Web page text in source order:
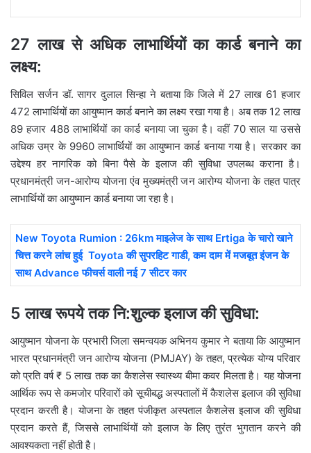
27 लाख से अधिक लाभार्थियों का कार्ड बनाने का
लक्ष्य:
सिविल सर्जन डॉ. सागर दुलाल सिन्हा ने बताया कि जिले में 27 लाख 61 हजार
472 लाभार्थियों का आयुष्मान कार्ड बनाने का लक्ष्य रखा गया है। अब तक 12 लाख
89 हजार 488 लाभार्थियों का कार्ड बनाया जा चुका है। वहीं 70 साल या उससे
अधिक उम्र के 9960 लाभार्थियों का आयुष्मान कार्ड बनाया गया है। सरकार का
उद्देश्य हर नागरिक को बिना पैसे के इलाज की सुविधा उपलब्ध कराना है।
प्रधानमंत्री जन-आरोग्य योजना एंव मुख्यमंत्री जन आरोग्य योजना के तहत पात्र
लाभार्थियों का आयुष्मान कार्ड बनाया जा रहा है।
New Toyota Rumion : 26km माइलेज के साथ Ertiga के चारो खाने
चित्त करने लांच हुई Toyota की सुपरहिट गाडी, कम दाम में मजबूत इंजन के
साथ Advance फीचर्स वाली नई 7 सीटर कार
5 लाख रूपये तक नि:शुल्क इलाज की सुविधा:
आयुष्मान योजना के प्रभारी जिला समन्वयक अभिनय कुमार ने बताया कि आयुष्मान
भारत प्रधानमंत्री जन आरोग्य योजना (PMJAY) के तहत, प्रत्येक योग्य परिवार
को प्रति वर्ष ₹ 5 लाख तक का कैशलेस स्वास्थ्य बीमा कवर मिलता है। यह योजना
आर्थिक रूप से कमजोर परिवारों को सूचीबद्ध अस्पतालों में कैशलेस इलाज की सुविधा
प्रदान करती है। योजना के तहत पंजीकृत अस्पताल कैशलेस इलाज की सुविधा
प्रदान करते हैं, जिससे लाभार्थियों को इलाज के लिए तुरंत भुगतान करने की
आवश्यकता नहीं होती है।